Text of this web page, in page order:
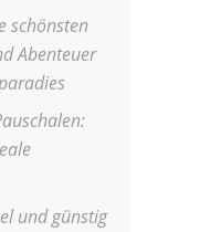
schönsten
Abenteuer
und günstig